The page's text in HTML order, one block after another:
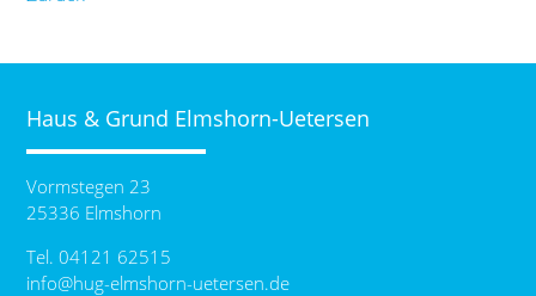
Haus & Grund Elmshorn-Uetersen
Vormstegen 23
25336 Elmshorn
Tel. 04121 62515
info@hug-elmshorn-uetersen.de